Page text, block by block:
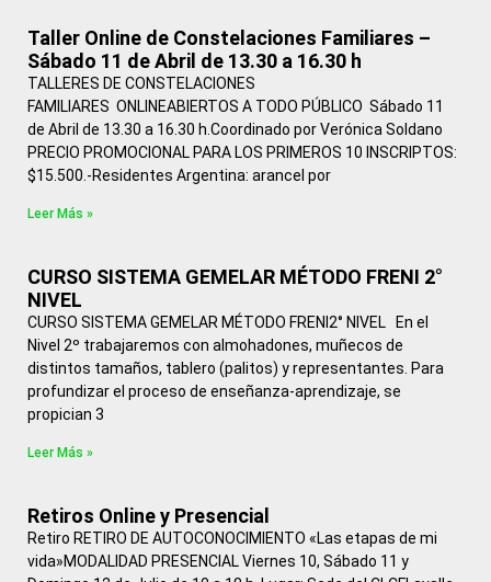
Taller Online de Constelaciones Familiares –
Sábado 11 de Abril de 13.30 a 16.30 h
TALLERES DE CONSTELACIONES
FAMILIARES ONLINEABIERTOS A TODO PÚBLICO Sábado 11
de Abril de 13.30 a 16.30 h.Coordinado por Verónica Soldano
PRECIO PROMOCIONAL PARA LOS PRIMEROS 10 INSCRIPTOS:
$15.500.-Residentes Argentina: arancel por
Leer Más »
CURSO SISTEMA GEMELAR MÉTODO FRENI 2°
NIVEL
CURSO SISTEMA GEMELAR MÉTODO FRENI2° NIVEL En el
Nivel 2º trabajaremos con almohadones, muñecos de
distintos tamaños, tablero (palitos) y representantes. Para
profundizar el proceso de enseñanza-aprendizaje, se
propician 3
Leer Más »
Retiros Online y Presencial
Retiro RETIRO DE AUTOCONOCIMIENTO «Las etapas de mi
vida»MODALIDAD PRESENCIAL Viernes 10, Sábado 11 y